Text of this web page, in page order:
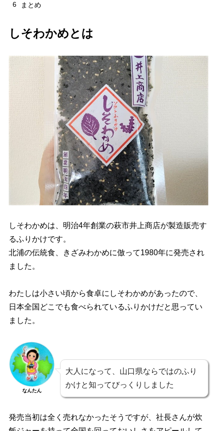
6 まとめ
しそわかめとは
しそわかめは、明治4年創業の萩市井上商店が製造販売す
るふりかけです。
北浦の伝統食、きざみわかめに倣って1980年に発売され
ました。
わたしは小さい頃から食卓にしそわかめがあったので、
日本全国どこでも食べられているふりかけだと思ってい
ました。
なんたん
大人になって、山口県ならではのふり
かけと知ってびっくりしました
発売当初は全く売れなかったそうですが、社長さんが炊